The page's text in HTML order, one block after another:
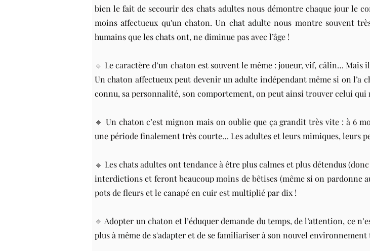
bien le fait de secourir des chats adultes nous démontre chaque jour le
moins affectueux qu'un chaton. Un chat adulte nous montre souvent
humains que les chats ont, ne diminue pas avec l’âge !
🔹 Le caractère d’un chaton est souvent le même : joueur, vif, câlin… Mais
Un chaton affectueux peut devenir un adulte indépendant même si on l’a
connu, sa personnalité, son comportement, on peut ainsi trouver celui qui
🔹 Un chaton c’est mignon mais on oublie que ça grandit très vite : à 6
une période finalement très courte… Les adultes et leurs mimiques, leurs
🔹 Les chats adultes ont tendance à être plus calmes et plus détendus
interdictions et feront beaucoup moins de bêtises (même si on pardonne
pots de fleurs et le canapé en cuir est multiplié par dix !
🔹 Adopter un chaton et l’éduquer demande du temps, de l’attention, ce
plus à même de s'adapter et de se familiariser à son nouvel